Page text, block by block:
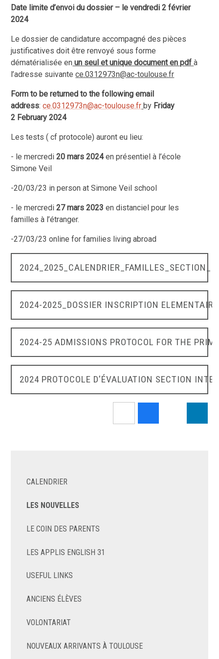
Date limite d’envoi du dossier – le vendredi 2 février
2024
Le dossier de candidature accompagné des pièces
justificatives doit être renvoyé sous forme
dématérialisée en un seul et unique document en pdfà
l’adresse suivantece.0312973n@ac-toulouse.fr
Form to be returned to the following email
address:ce.0312973n@ac-toulouse.fr by Friday
2 February 2024
Les tests ( cf protocole) auront eu lieu:
- le mercredi20 mars 2024en présentiel à l’école
Simone Veil
-20/03/23 in person at Simone Veil school
- le mercredi27 mars 2023 en distanciel pour les
familles à l’étranger.
-27/03/23 online for families living abroad
2024-2025_DOSSIER INSCRIPTION
2024-25 ADMISSIONS PROTOCOL FOR THE
2024 PROTOCOLE D'ÉVALUATION SECTION
CALENDRIER
LES NOUVELLES
LE COIN DES PARENTS
LES APPLIS ENGLISH 31
USEFUL LINKS
ANCIENS ÉLÈVES
VOLONTARIAT
NOUVEAUX ARRIVANTS À TOULOUSE